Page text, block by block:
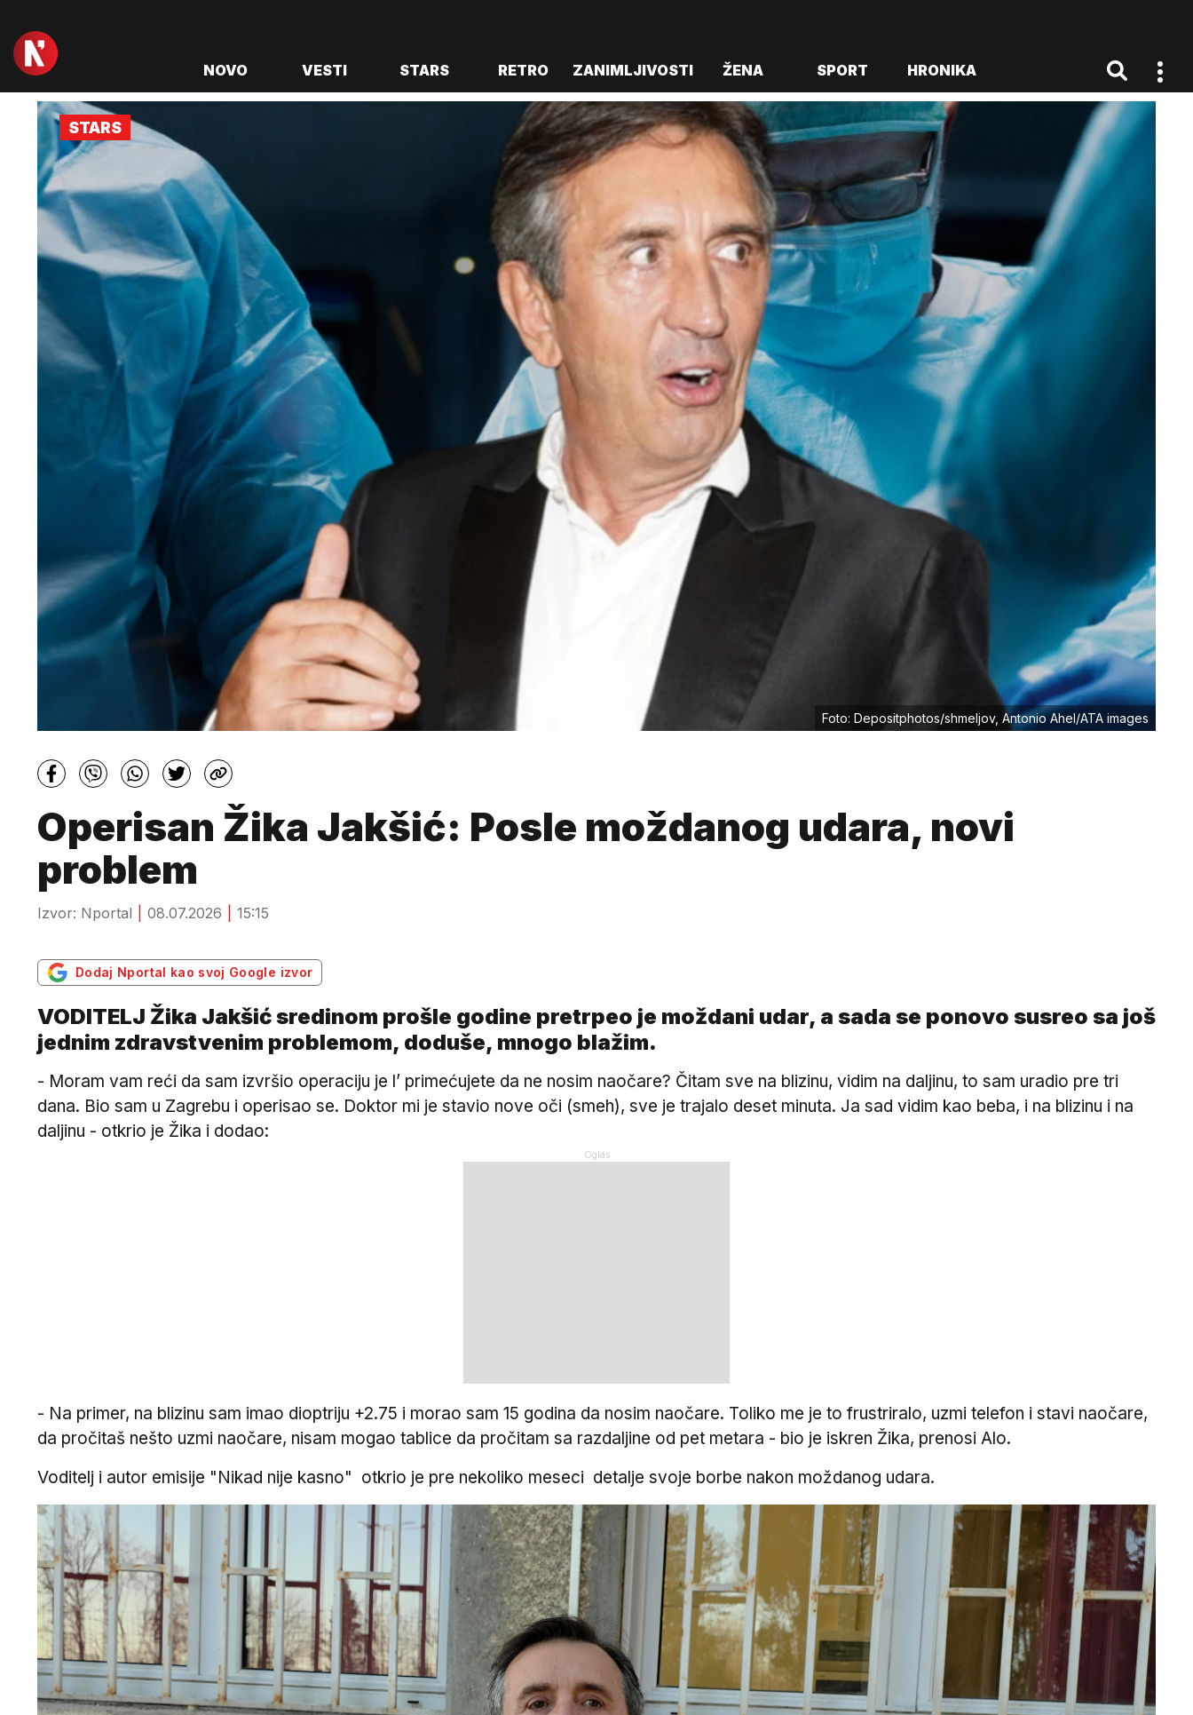
NOVO VESTI STARS RETRO ZANIMLJIVOSTI ŽENA SPORT HRONIKA
Foto: Depositphotos/shmeljov, Antonio Ahel/ATA images
STARS
Operisan Žika Jakšić: Posle moždanog udara, novi
problem
Izvor: Nportal 08.07.2026 15:15
Dodaj Nportal kao svoj Google izvor
VODITELJ Žika Jakšić sredinom prošle godine pretrpeo je moždani udar, a sada se ponovo susreo sa još
jednim zdravstvenim problemom, doduše, mnogo blažim.
- Moram vam reći da sam izvršio operaciju je l’ primećujete da ne nosim naočare? Čitam sve na blizinu, vidim na daljinu, to sam uradio pre tri
dana. Bio sam u Zagrebu i operisao se. Doktor mi je stavio nove oči (smeh), sve je trajalo deset minuta. Ja sad vidim kao beba, i na blizinu i na
daljinu - otkrio je Žika i dodao:
- Na primer, na blizinu sam imao dioptriju +2.75 i morao sam 15 godina da nosim naočare. Toliko me je to frustriralo, uzmi telefon i stavi naočare,
da pročitaš nešto uzmi naočare, nisam mogao tablice da pročitam sa razdaljine od pet metara - bio je iskren Žika, prenosi Alo.
Voditelj i autor emisije "Nikad nije kasno" otkrio je pre nekoliko meseci detalje svoje borbe nakon moždanog udara.